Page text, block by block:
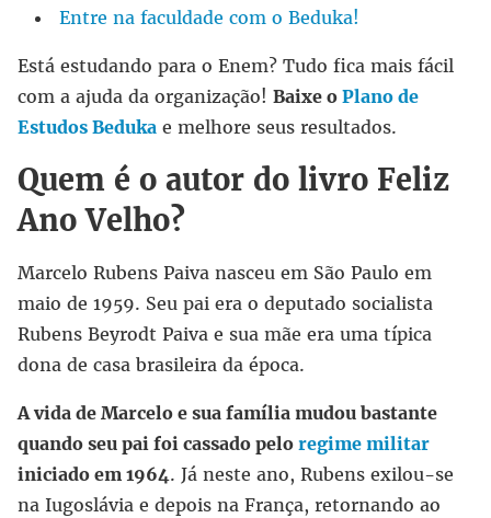
Entre na faculdade com o Beduka!
Está estudando para o Enem? Tudo fica mais fácil
com a ajuda da organização! Baixe o Plano de
Estudos Beduka e melhore seus resultados.
Quem é o autor do livro Feliz
Ano Velho?
Marcelo Rubens Paiva nasceu em São Paulo em
maio de 1959. Seu pai era o deputado socialista
Rubens Beyrodt Paiva e sua mãe era uma típica
dona de casa brasileira da época.
A vida de Marcelo e sua família mudou bastante
quando seu pai foi cassado pelo regime militar
iniciado em 1964. Já neste ano, Rubens exilou-se
na Iugoslávia e depois na França, retornando ao